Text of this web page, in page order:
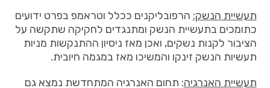
תעשיית הנשק: הרפובליקנים ככלל וטראמפ בפרט ידועים
כתומכים בתעשיית הנשק ומתנגדים לחקיקה שתקשה על
הציבור לקנות נשקים, ואכן מאז ניסיון ההתנקשות מניות
תעשיות הנשק זינקו והמשיכו מאז במגמה חיובית.
תעשיית האנרגיה: תחום האנרגיה המתחדשת נמצא גם